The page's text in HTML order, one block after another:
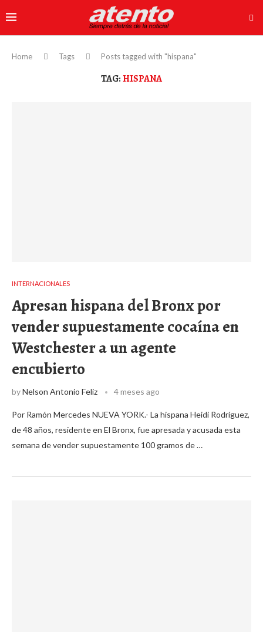
Home Tags Posts tagged with "hispana"
TAG:HISPANA
INTERNACIONALES
Apresan hispana del Bronx por
vender supuestamente cocaína en
Westchester a un agente
encubierto
byNelson Antonio Feliz 4 meses ago
Por Ramón Mercedes NUEVA YORK.- La hispana Heidi Rodríguez,
de 48 años, residente en El Bronx, fue apresada y acusada esta
semana de vender supuestamente 100 gramos de …